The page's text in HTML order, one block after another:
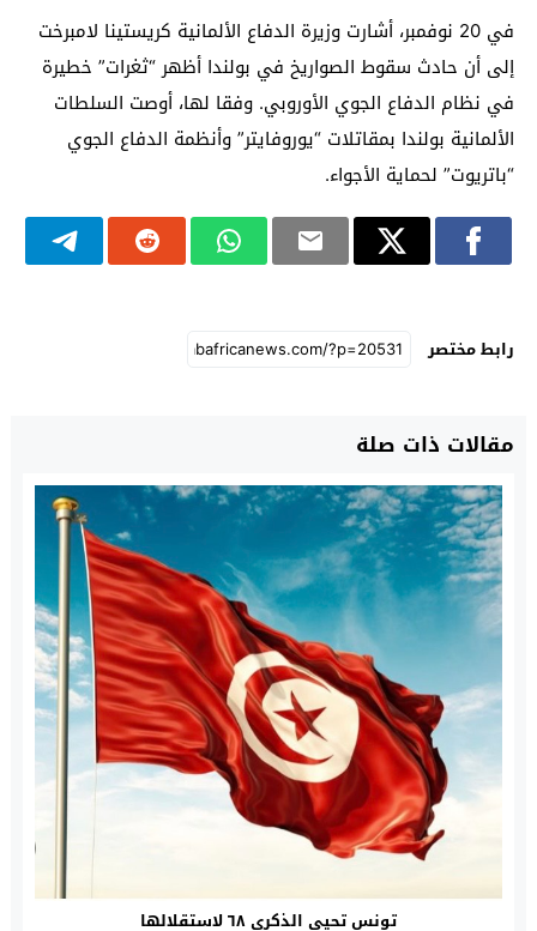
في 20 نوفمبر، أشارت وزيرة الدفاع الألمانية كريستينا لامبرخت
إلى أن حادث سقوط الصواريخ في بولندا أظهر “ثغرات” خطيرة
في نظام الدفاع الجوي الأوروبي. وفقا لها، أوصت السلطات
الألمانية بولندا بمقاتلات “يوروفايتر” وأنظمة الدفاع الجوي
“باتريوت” لحماية الأجواء.
رابط مختصر
مقالات ذات صلة
تونس تحيي الذكرى ٦٨ لاستقلالها